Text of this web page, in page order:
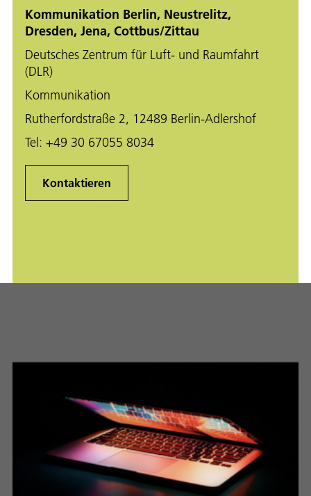
Kommunikation Berlin, Neustrelitz,
Dresden, Jena, Cottbus/Zittau
Deutsches Zentrum für Luft- und Raumfahrt
(DLR)
Kommunikation
Rutherfordstraße 2, 12489 Berlin-Adlershof
Tel: +49 30 67055 8034
Kontaktieren